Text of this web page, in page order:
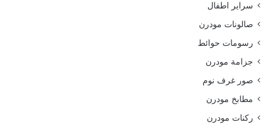
سراير اطفال
صالونات مودرن
رسومات حوائط
جزامة مودرن
صور غرف نوم
مطابخ مودرن
ركنات مودرن